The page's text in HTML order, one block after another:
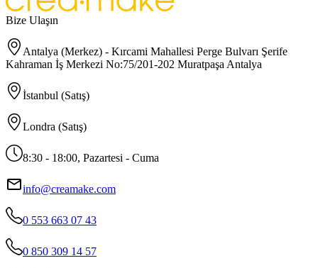
Bize Ulaşın
Antalya (Merkez) - Kırcami Mahallesi Perge Bulvarı Şerife
Kahraman İş Merkezi No:75/201-202 Muratpaşa Antalya
İstanbul (Satış)
Londra (Satış)
8:30 - 18:00, Pazartesi - Cuma
info@creamake.com
0 553 663 07 43
0 850 309 14 57